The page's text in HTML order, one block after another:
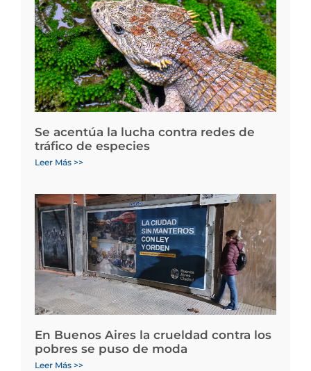
Se acentúa la lucha contra redes de
tráfico de especies
Leer Más >>
En Buenos Aires la crueldad contra los
pobres se puso de moda
Leer Más >>